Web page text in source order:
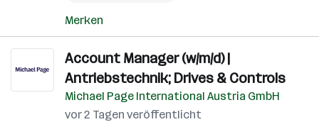
Merken
Account Manager (w/m/d) |
Antriebstechnik; Drives & Controls
Michael Page International Austria GmbH
vor 2 Tagen veröffentlicht